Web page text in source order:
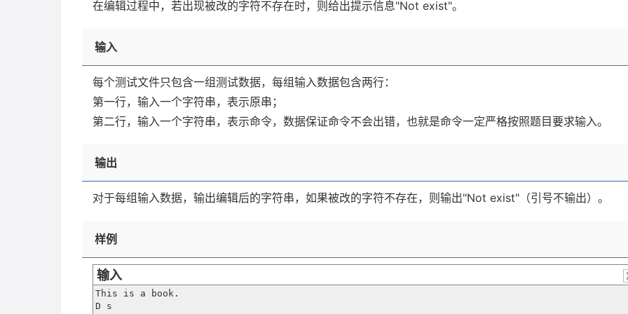
在编辑过程中，若出现被改的字符不存在时，则给出提示信息"Not exist"。
输入
每个测试文件只包含一组测试数据，每组输入数据包含两行：
第一行，输入一个字符串，表示原串；
第二行，输入一个字符串，表示命令，数据保证命令不会出错，也就是命令一定严格按照题目要求输入。
输出
对于每组输入数据，输出编辑后的字符串，如果被改的字符不存在，则输出"Not exist"（引号不输出）。
样例
输入
This is a book.
D s